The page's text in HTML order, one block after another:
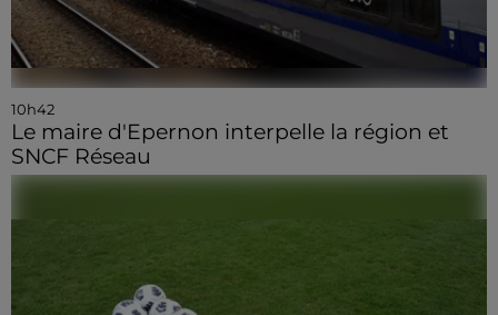
10h42
Le maire d'Epernon interpelle la région et
SNCF Réseau